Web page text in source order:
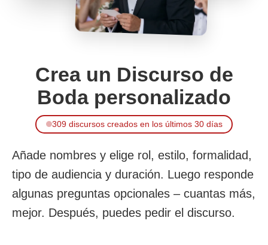
Crea un Discurso de
Boda personalizado
309 discursos creados en los últimos 30 días
Añade nombres y elige rol, estilo, formalidad,
tipo de audiencia y duración. Luego responde
algunas preguntas opcionales – cuantas más,
mejor. Después, puedes pedir el discurso.